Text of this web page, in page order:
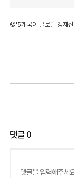
©'5개국어 글로벌 경제신
댓글0